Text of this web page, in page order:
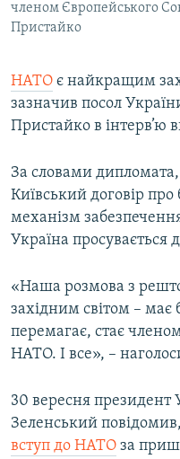
членом Європейського
Пристайко
НАТО є найкращим
зазначив посол
Пристайко в інтерв’ю
За словами
Київський договір
механізм
Україна просувається
«Наша розмова з
західним світом –
перемагає, стає
НАТО. І все», –
30 вересня президент
Зеленський
вступ до НАТО за